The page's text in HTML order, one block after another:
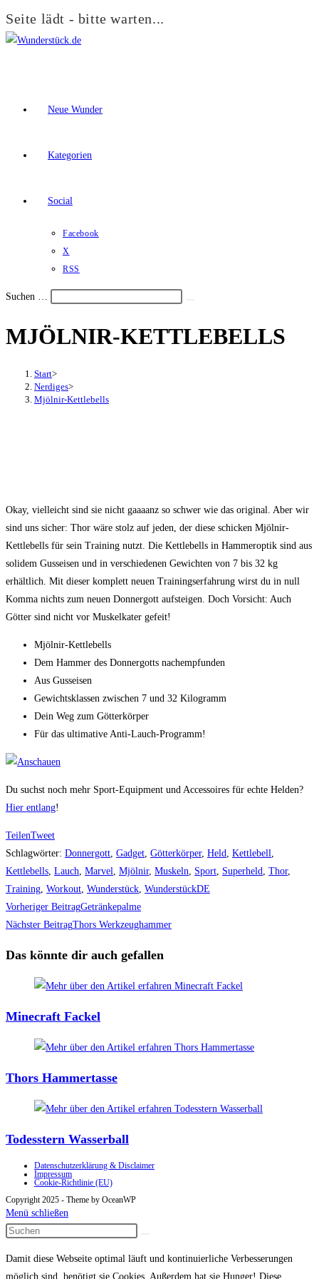
Seite lädt - bitte warten...
Zum
Neue Wunder
Kategorien
Social
Facebook
X
RSS
Suchen …
den
MJÖLNIR-KETTLEBELLS
Start>
Nerdiges>
Mjölnir-Kettlebells
Okay, vielleicht sind sie nicht gaaaanz so schwer wie das original. Aber wir
sind uns sicher: Thor wäre stolz auf jeden, der diese schicken Mjölnir-
Kettlebells für sein Training nutzt. Die Kettlebells in Hammeroptik sind aus
solidem Gusseisen und in verschiedenen Gewichten von 7 bis 32 kg
erhältlich. Mit dieser komplett neuen Trainingserfahrung wirst du in null
Komma nichts zum neuen Donnergott aufsteigen. Doch Vorsicht: Auch
Götter sind nicht vor Muskelkater gefeit!
Mjölnir-Kettlebells
Dem Hammer des Donnergotts nachempfunden
Aus Gusseisen
Gewichtsklassen zwischen 7 und 32 Kilogramm
Dein Weg zum Götterkörper
Für das ultimative Anti-Lauch-Programm!
Du suchst noch mehr Sport-Equipment und Accessoires für echte Helden?
Hier entlang!
TeilenTweet
Schlagwörter: Donnergott, Gadget, Götterkörper, Held, Kettlebell,
Kettlebells, Lauch, Marvel, Mjölnir, Muskeln, Sport, Superheld, Thor,
Training, Workout, Wunderstück, WunderstückDE
Weitere
Artikel
ansehen
Vorheriger BeitragGetränkepalme
Nächster BeitragThors Werkzeughammer
Das könnte dir auch gefallen
Minecraft Fackel
Thors Hammertasse
Todesstern Wasserball
Datenschutzerklärung & Disclaimer
Impressum
Cookie-Richtlinie (EU)
Copyright 2025 - Theme by OceanWP
Menü schließen
Damit diese Webseite optimal läuft und kontinuierliche Verbesserungen
möglich sind, benötigt sie Cookies. Außerdem hat sie Hunger! Diese